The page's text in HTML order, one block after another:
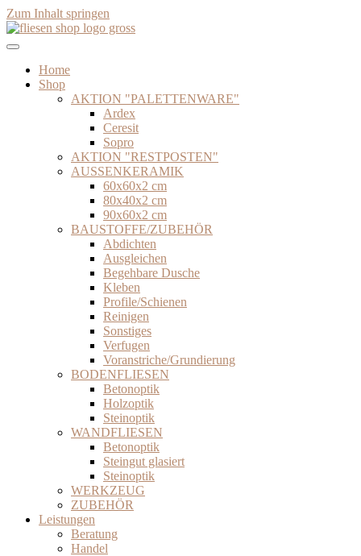
Zum Inhalt springen
Home
Shop
AKTION "PALETTENWARE"
Ardex
Ceresit
Sopro
AKTION "RESTPOSTEN"
AUSSENKERAMIK
60x60x2 cm
80x40x2 cm
90x60x2 cm
BAUSTOFFE/ZUBEHÖR
Abdichten
Ausgleichen
Begehbare Dusche
Kleben
Profile/Schienen
Reinigen
Sonstiges
Verfugen
Voranstriche/Grundierung
BODENFLIESEN
Betonoptik
Holzoptik
Steinoptik
WANDFLIESEN
Betonoptik
Steingut glasiert
Steinoptik
WERKZEUG
ZUBEHÖR
Leistungen
Beratung
Handel